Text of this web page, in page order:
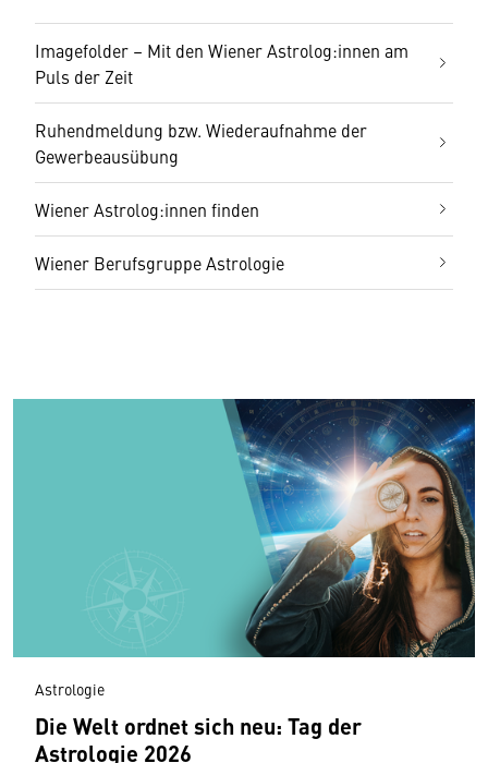
Imagefolder – Mit den Wiener Astrolog:innen am
Puls der Zeit
Ruhendmeldung bzw. Wiederaufnahme der
Gewerbeausübung
Wiener Astrolog:innen finden
Wiener Berufsgruppe Astrologie
Astrologie
Die Welt ordnet sich neu: Tag der
Astrologie 2026